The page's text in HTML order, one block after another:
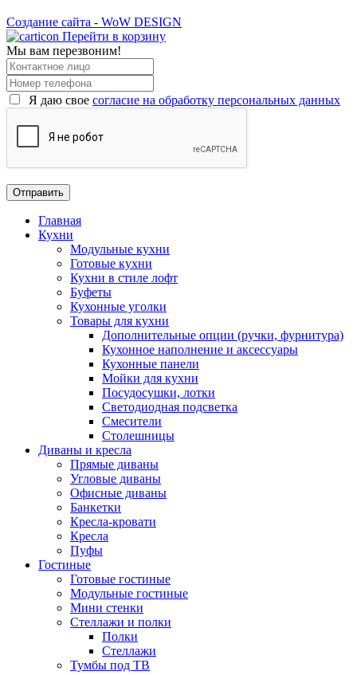
Создание сайта - WoW DESIGN
Перейти в корзину
Мы вам перезвоним!
Я даю свое согласие на обработку персональных данных
Главная
Кухни
Модульные кухни
Готовые кухни
Кухни в стиле лофт
Буфеты
Кухонные уголки
Товары для кухни
Дополнительные опции (ручки, фурнитура)
Кухонное наполнение и аксессуары
Кухонные панели
Мойки для кухни
Посудосушки, лотки
Светодиодная подсветка
Смесители
Столешницы
Диваны и кресла
Прямые диваны
Угловые диваны
Офисные диваны
Банкетки
Кресла-кровати
Кресла
Пуфы
Гостиные
Готовые гостиные
Модульные гостиные
Мини стенки
Стеллажи и полки
Полки
Стеллажи
Тумбы под ТВ